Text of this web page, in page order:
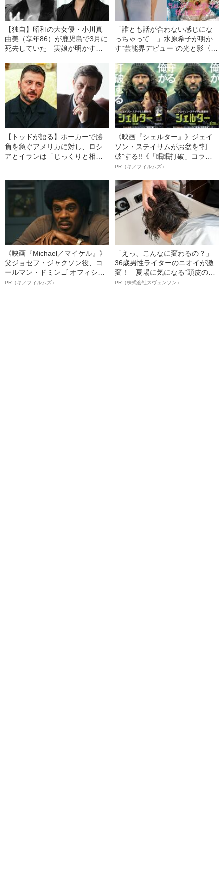
【独自】昭和の大女優・小川真
由美（享年86）が鹿児島で3月に
死去していた 実娘が明かす
「誰とも話が合わない感じにな
っちゃって…」水原希子が明か
す“芸能界デビュー”の光と影〈経
【トッドが語る】ポーカーで勝
負を急ぐアメリカに対し、ロシ
アとイランは「じっくりと相手
《映画『シェルター』》ジェイ
ソン・ステイサムがお盆を“打
破”する!!《「眠眠打破」コラ
ボ》
PR（キノフィルムズ）
《映画『Michael／マイケル』》
父ジョセフ・ジャクソン役、コ
ールマン・ドミンゴ オフィシャ
ルインタビュー“観客を魅了した
PR（キノフィルムズ）
「えっ、こんなに変わるの？」
36歳男性ライターのニオイが激
変！ 夏場に気になる“頭皮のニ
オイ”や“ベタつき”を解消す
PR（株式会社スヴェンソン）